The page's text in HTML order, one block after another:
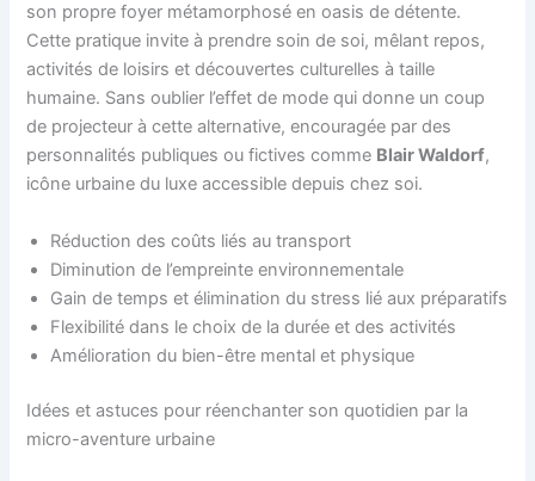
son propre foyer métamorphosé en oasis de détente.
Cette pratique invite à prendre soin de soi, mêlant repos,
activités de loisirs et découvertes culturelles à taille
humaine. Sans oublier l’effet de mode qui donne un coup
de projecteur à cette alternative, encouragée par des
personnalités publiques ou fictives comme Blair Waldorf,
icône urbaine du luxe accessible depuis chez soi.
Réduction des coûts liés au transport
Diminution de l’empreinte environnementale
Gain de temps et élimination du stress lié aux préparatifs
Flexibilité dans le choix de la durée et des activités
Amélioration du bien-être mental et physique
Idées et astuces pour réenchanter son quotidien par la
micro-aventure urbaine